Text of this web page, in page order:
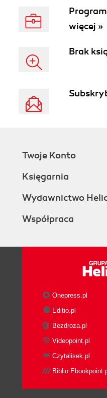
więcej »
Brak
Twoje Konto
Księgarnia
Wydawnictwo
Współpraca
Onepress.pl
Editio.pl
Bezdroza.pl
Videopoint.pl
Czytalisek.pl